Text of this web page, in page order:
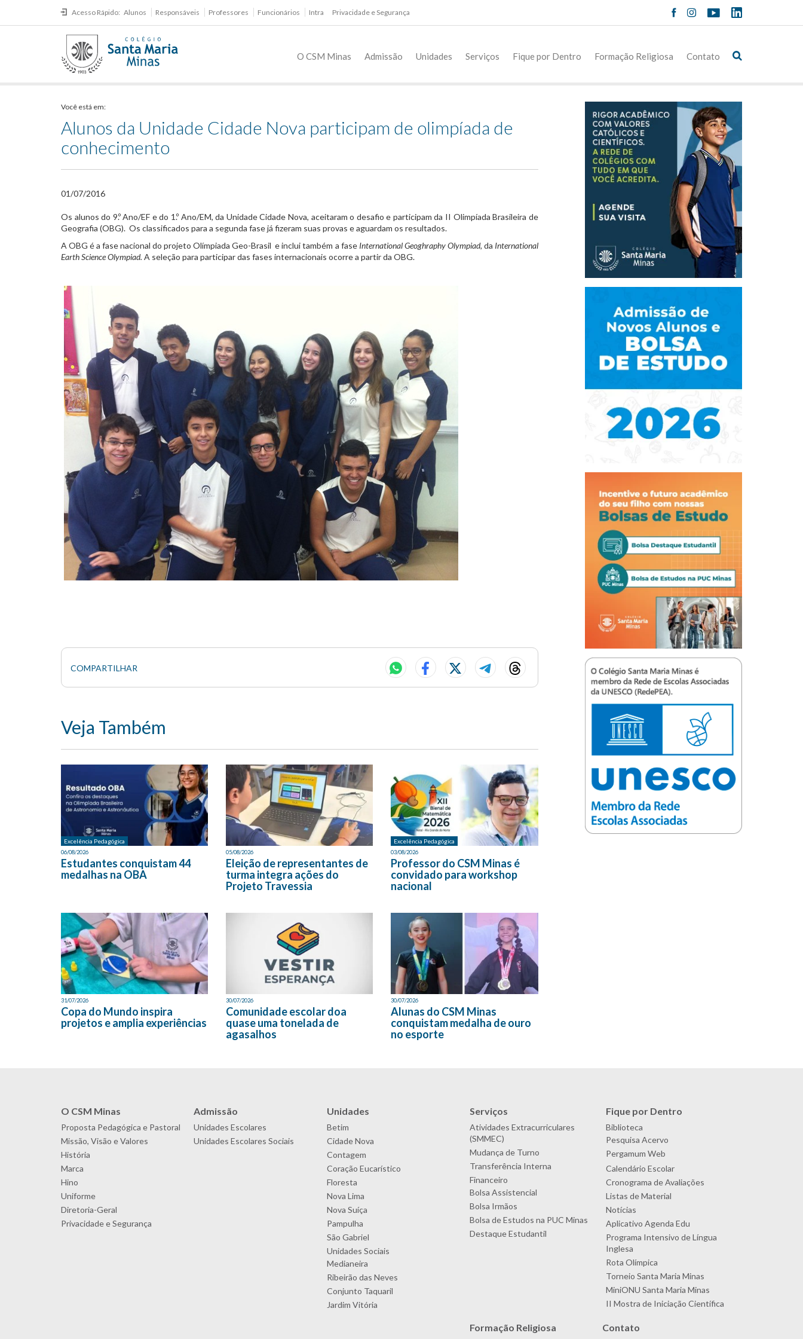
Acesso Rápido: Alunos Responsáveis Professores Funcionários Intra Privacidade e Segurança
O CSM Minas Admissão Unidades Serviços Fique por Dentro Formação Religiosa Contato
Você está em:
Alunos da Unidade Cidade Nova participam de olimpíada de
conhecimento
01/07/2016
​Os alunos do 9.º Ano/EF e do 1.º Ano/EM, da Unidade Cidade Nova, aceitaram o desafio e participam da II Olimpíada Brasileira de
Geografia (OBG). Os classificados para a segunda fase já fizeram suas provas e aguardam os resultados.
A OBG é a fase nacional do projeto Olímpiada Geo-Brasil e inclui também a fase International Geoghraphy Olympiad, da International
Earth Science Olympiad. A seleção para participar das fases internacionais ocorre a partir da OBG.
COMPARTILHAR
Veja Também
Excelência Pedagógica
06/08/2026
Estudantes conquistam 44
medalhas na OBA
05/08/2026
Eleição de representantes de
turma integra ações do
Projeto Travessia
Excelência Pedagógica
03/08/2026
Professor do CSM Minas é
convidado para workshop
nacional
31/07/2026
Copa do Mundo inspira
projetos e amplia experiências
30/07/2026
Comunidade escolar doa
quase uma tonelada de
agasalhos
30/07/2026
Alunas do CSM Minas
conquistam medalha de ouro
no esporte
O CSM Minas
Proposta Pedagógica e Pastoral
Missão, Visão e Valores
História
Marca
Hino
Uniforme
Diretoria-Geral
Privacidade e Segurança
Admissão
Unidades Escolares
Unidades Escolares Sociais
Unidades
Betim
Cidade Nova
Contagem
Coração Eucarístico
Floresta
Nova Lima
Nova Suíça
Pampulha
São Gabriel
Unidades Sociais
Medianeira
Ribeirão das Neves
Conjunto Taquaril
Jardim Vitória
Serviços
Atividades Extracurriculares
(SMMEC)
Mudança de Turno
Transferência Interna
Financeiro
Bolsa Assistencial
Bolsa Irmãos
Bolsa de Estudos na PUC Minas
Destaque Estudantil
Fique por Dentro
Biblioteca
Pesquisa Acervo
Pergamum Web
Calendário Escolar
Cronograma de Avaliações
Listas de Material
Notícias
Aplicativo Agenda Edu
Programa Intensivo de Língua
Inglesa
Rota Olímpica
Torneio Santa Maria Minas
MiniONU Santa Maria Minas
II Mostra de Iniciação Científica
Formação Religiosa Contato